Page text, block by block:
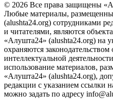
© 2026 Все права защищены
Любые материалы,
(alushta24.org) сотрудниками
и читателями, являются
«Алушта24» (alushta24.org) на
охраняются законодательством
интеллектуальной
использование материалов,
«Алушта24» (alushta24.org),
редакции с указанием ссылки
можно задать по адресу